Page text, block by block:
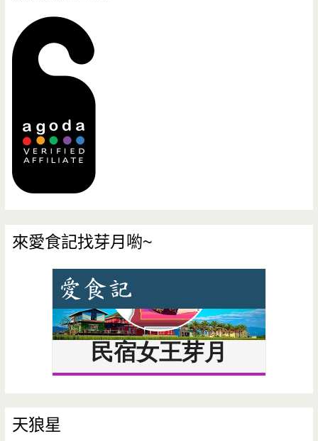
來愛食記找芽月喲~
天狼星